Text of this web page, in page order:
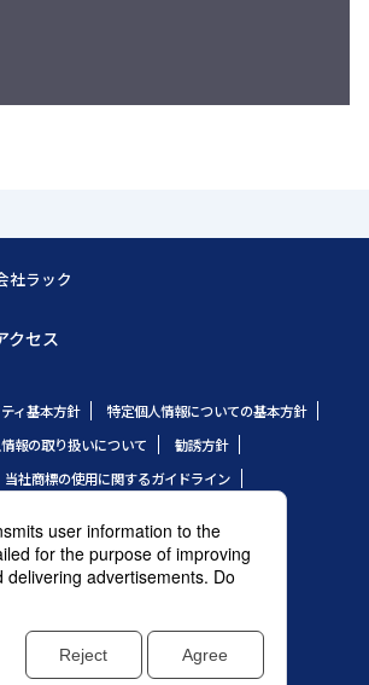
社ラック
クセス
ィ基本方針
特定個人情報についての基本方針
報の取り扱いについて
勧誘方針
当社商標の使用に関するガイドライン